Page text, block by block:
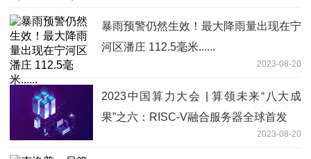
暴雨预警仍然生效！最大降雨量出现在宁
河区潘庄 112.5毫米......
2023-08-20
2023中国算力大会 | 算领未来“八大成
果”之六：RISC-V融合服务器全球首发
2023-08-20